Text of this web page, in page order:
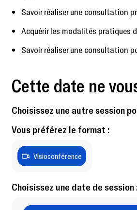
Cette date ne
Choisissez une autre session
Vous préférez le format :
Visioconférence
Choisissez une date de session
Savoir réaliser une consultation
Acquérir les modalités pratiques
Savoir réaliser une consultation